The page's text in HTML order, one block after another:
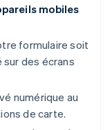
mobiles
formulaire soit
des écrans
numérique au
de carte.